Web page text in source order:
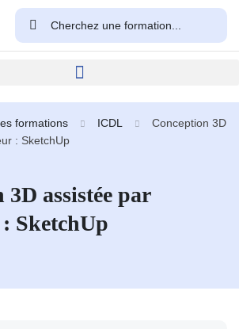
formations ICDL
Conception 3D
: SketchUp
3D assistée par
SketchUp